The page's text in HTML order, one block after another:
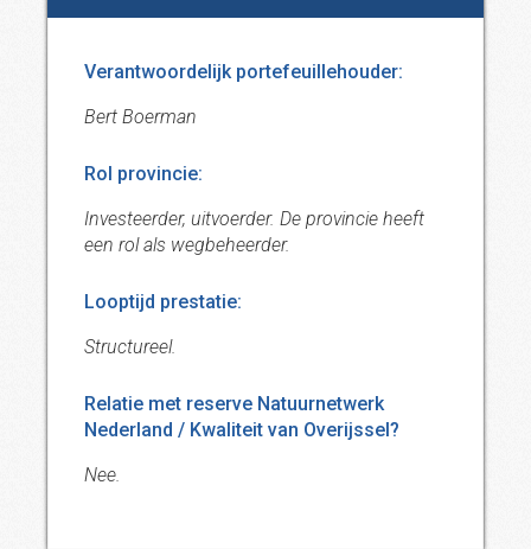
Verantwoordelijk portefeuillehouder:
Bert Boerman
Rol provincie:
Investeerder, uitvoerder. De provincie heeft
een rol als wegbeheerder.
Looptijd prestatie:
Structureel.
Relatie met reserve Natuurnetwerk
Nederland / Kwaliteit van Overijssel?
Nee.